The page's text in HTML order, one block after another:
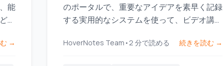
能
の
→
のポータルで、重要なアイデアを素早く記録
する実用的なシステムを使って、ビデオ講義
HoverNotes Team • 2 分で読める 続きを読む →